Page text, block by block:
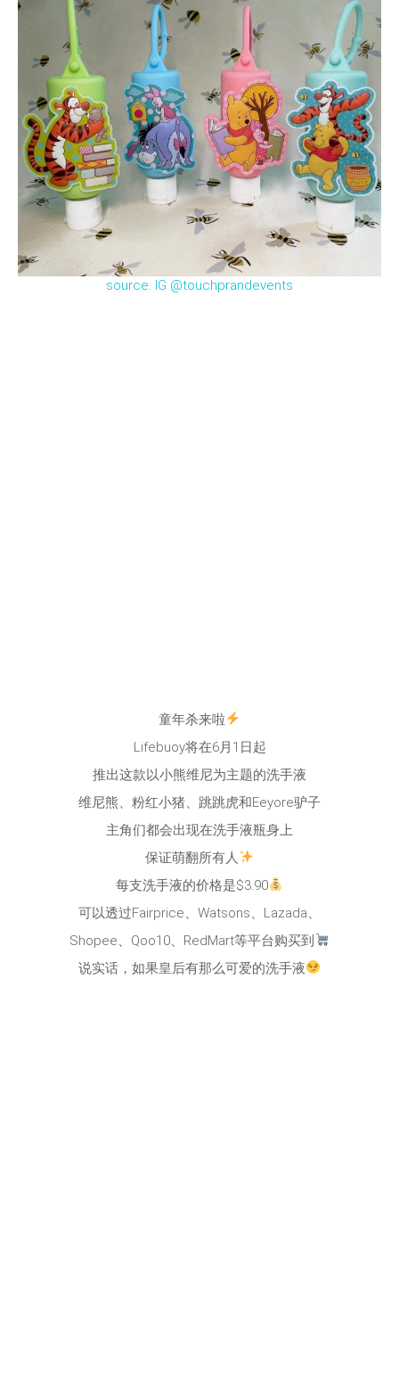
source: IG @touchprandevents
童年杀来啦
Lifebuoy将在6月1日起
推出这款以小熊维尼为主题的洗手液
维尼熊、粉红小猪、跳跳虎和Eeyore驴子
主角们都会出现在洗手液瓶身上
保证萌翻所有人
每支洗手液的价格是$3.90
可以透过Fairprice、Watsons、Lazada、
Shopee、Qoo10、RedMart等平台购买到
说实话，如果皇后有那么可爱的洗手液